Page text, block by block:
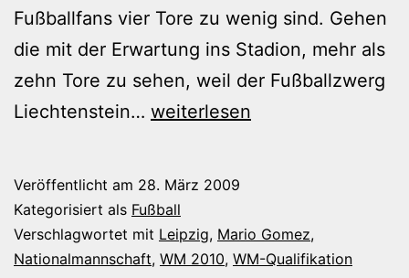
Fußballfans vier Tore zu wenig sind. Gehen
die mit der Erwartung ins Stadion, mehr als
zehn Tore zu sehen, weil der Fußballzwerg
Liechtenstein… Was
das
für
ein
weiterlesen
Veröffentlicht am 28. März 2009
Kategorisiert als Fußball
Verschlagwortet mit Leipzig, Mario Gomez,
Nationalmannschaft, WM 2010, WM-Qualifikation